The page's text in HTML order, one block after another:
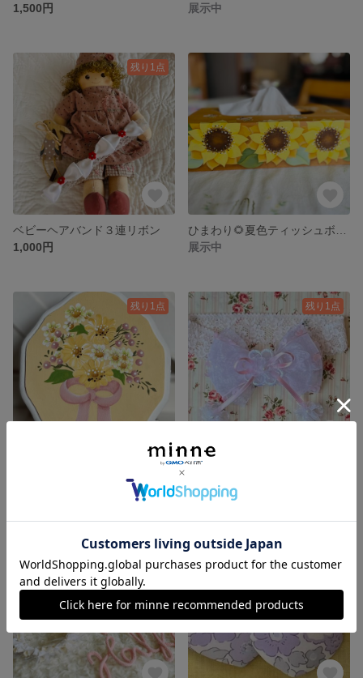
1,500円
展示中
残り1点
ベビーヘアバンド３連リボン
1,000円
展示中
残り1点 残り1点
1,000円